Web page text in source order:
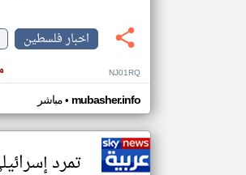
اخبار فلسطين
NJ01RQ
مباشر• mubasher.info
تمرد